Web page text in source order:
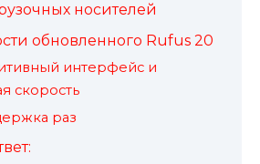
носителей
обновленного Rufus 20
интерфейс и
скорость
раз